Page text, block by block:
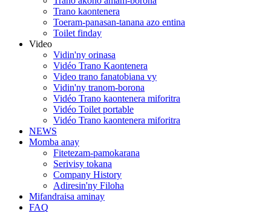
Trano kaontenera
Toeram-panasan-tanana azo entina
Toilet finday
Video
Vidin'ny orinasa
Vidéo Trano Kaontenera
Video trano fanatobiana vy
Vidin'ny tranom-borona
Vidéo Trano kaontenera miforitra
Vidéo Toilet portable
Vidéo Trano kaontenera miforitra
NEWS
Momba anay
Fitetezam-pamokarana
Serivisy tokana
Company History
Adiresin'ny Filoha
Mifandraisa aminay
FAQ